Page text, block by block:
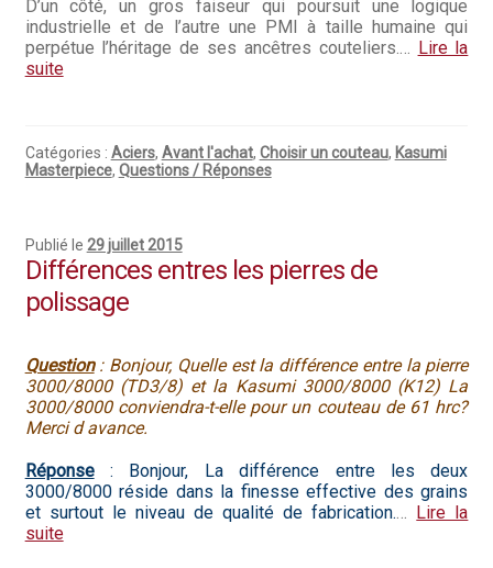
Mentions légales
Partenaires
Politique de confidentialité
Politique en matière de remboursements et de retours
Questions / Réponses
Questions-Réponses?
Revendeurs
Revue de presse
D’un côté, un gros faiseur qui poursuit une logique
industrielle et de l’autre une PMI à taille humaine qui
perpétue l’héritage de ses ancêtres couteliers.… Lire la
suite
Catégories : Aciers, Avant l'achat, Choisir un couteau, Kasumi
Masterpiece, Questions / Réponses
Publié le 29 juillet 2015
Différences entres les pierres de
polissage
Question : Bonjour, Quelle est la différence entre la pierre
3000/8000 (TD3/8) et la Kasumi 3000/8000 (K12) La
3000/8000 conviendra-t-elle pour un couteau de 61 hrc?
Merci d avance.
Réponse: Bonjour, La différence entre les deux
3000/8000 réside dans la finesse effective des grains
et surtout le niveau de qualité de fabrication.…
Lire la
suite